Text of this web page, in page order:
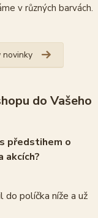
v různých barvách.
novinky
do Vašeho
předstihem o
akcích?
políčka níže a už